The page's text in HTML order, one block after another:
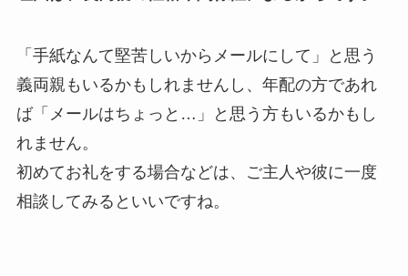
「手紙なんて堅苦しいからメールにして」と思う
義両親もいるかもしれませんし、年配の方であれ
ば「メールはちょっと…」と思う方もいるかもし
れません。
初めてお礼をする場合などは、ご主人や彼に一度
相談してみるといいですね。